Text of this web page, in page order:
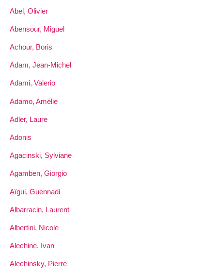
Abel, Olivier
Abensour, Miguel
Achour, Boris
Adam, Jean-Michel
Adami, Valerio
Adamo, Amélie
Adler, Laure
Adonis
Agacinski, Sylviane
Agamben, Giorgio
Aïgui, Guennadi
Albarracin, Laurent
Albertini, Nicole
Alechine, Ivan
Alechinsky, Pierre